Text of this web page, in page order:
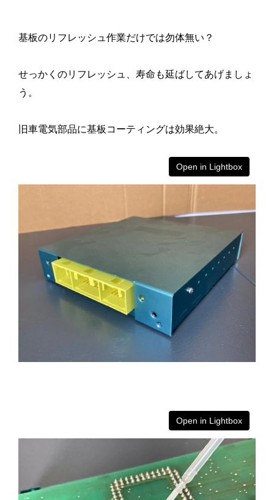
基板のリフレッシュ作業だけでは勿体無い？
せっかくのリフレッシュ、寿命も延ばしてあげましょ
う。
旧車電気部品に基板コーティングは効果絶大。
Open in Lightbox
Open in Lightbox